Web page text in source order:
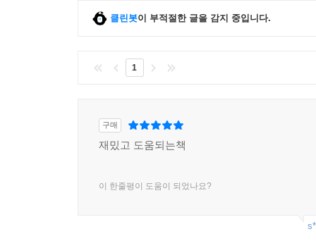
클린봇이 부적절한 글을 감지 중입니다.
1
구매
재밌고 도움되는책
이 한줄평이 도움이 되었나요?